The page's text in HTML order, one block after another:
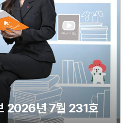
2026년 7월 231호